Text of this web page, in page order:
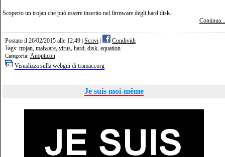
Scoperto un trojan che può essere inserito nel firmware degli hard disk.
Continua...
Postato il 26/02/2015 alle 12:49 Scrivi
Condividi
Tags: trojan, malware, virus, hard, disk, equation
Categoria: Anopticon
Visualizza sulla webgui di tramaci.org
Je suis moi-même